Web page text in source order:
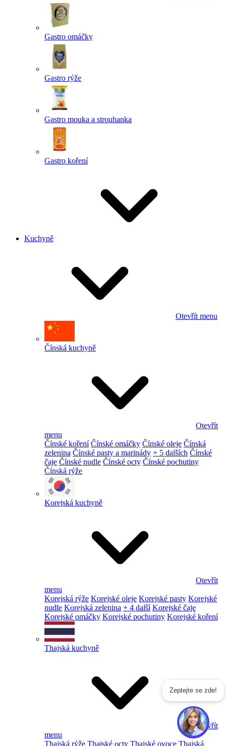
Gastro omáčky
Gastro rýže
Gastro mouka a strouhanka
Gastro koření
Kuchyně
Otevřít menu
Čínská kuchyně
Otevřít
menu
Čínské koření Čínské omáčky Čínské oleje Čínská
zelenina Čínské pasty a marinády + 5 dalších Čínské
čaje Čínské nudle Čínské octy Čínské pochutiny
Čínská rýže
Korejská kuchyně
Otevřít
menu
Korejská rýže Korejské oleje Korejské pasty Korejské
nudle Korejská zelenina + 4 další Korejské čaje
Korejské omáčky Korejské pochutiny Korejské koření
Thajská kuchyně
Otevřít
menu
Thajská rýže Thajské octy Thajské ovoce Thajská
Zeptejte se zde!